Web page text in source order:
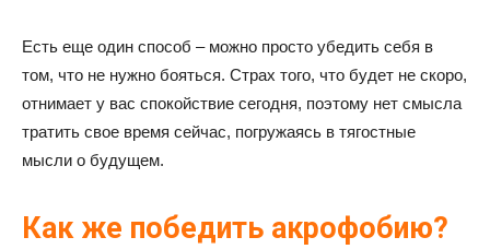
Есть еще один способ – можно просто убедить себя в
том, что не нужно бояться. Страх того, что будет не скоро,
отнимает у вас спокойствие сегодня, поэтому нет смысла
тратить свое время сейчас, погружаясь в тягостные
мысли о будущем.
Как же победить акрофобию?